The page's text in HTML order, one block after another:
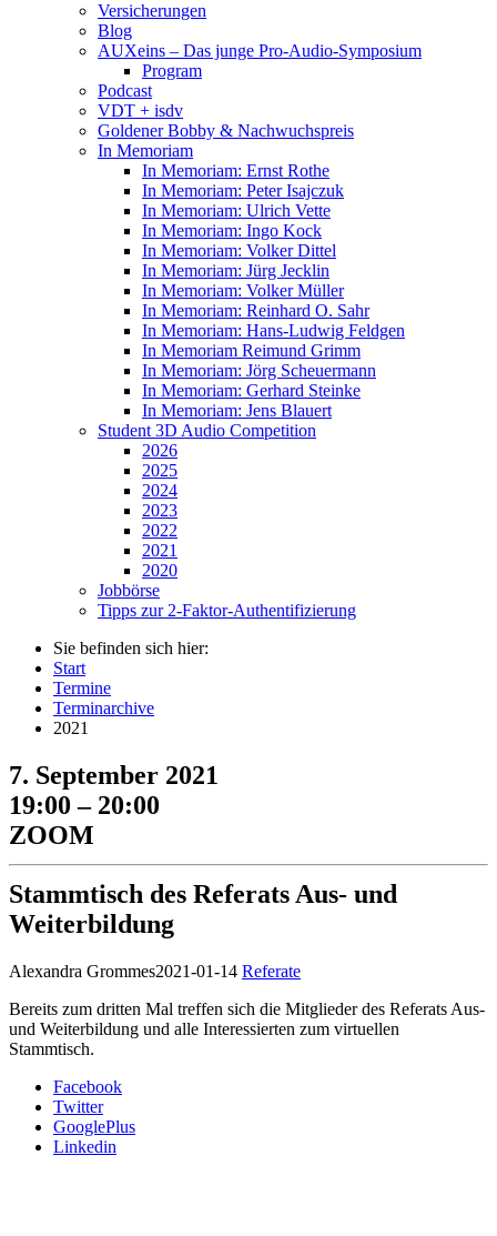
Versicherungen
Blog
AUXeins – Das junge Pro-Audio-Symposium
Program
Podcast
VDT + isdv
Goldener Bobby & Nachwuchspreis
In Memoriam
In Memoriam: Ernst Rothe
In Memoriam: Peter Isajczuk
In Memoriam: Ulrich Vette
In Memoriam: Ingo Kock
In Memoriam: Volker Dittel
In Memoriam: Jürg Jecklin
In Memoriam: Volker Müller
In Memoriam: Reinhard O. Sahr
In Memoriam: Hans-Ludwig Feldgen
In Memoriam Reimund Grimm
In Memoriam: Jörg Scheuermann
In Memoriam: Gerhard Steinke
In Memoriam: Jens Blauert
Student 3D Audio Competition
2026
2025
2024
2023
2022
2021
2020
Jobbörse
Tipps zur 2-Faktor-Authentifizierung
Sie befinden sich hier:
Start
Termine
Terminarchive
2021
7. September 2021
19:00 – 20:00
ZOOM
Stammtisch des Referats Aus- und
Weiterbildung
Alexandra Grommes2021-01-14 Referate
Bereits zum dritten Mal treffen sich die Mitglieder des Referats Aus-
und Weiterbildung und alle Interessierten zum virtuellen
Stammtisch.
Facebook
Twitter
GooglePlus
Linkedin